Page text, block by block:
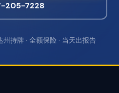
205-7228
持牌 · 全额保险 · 当天出报告